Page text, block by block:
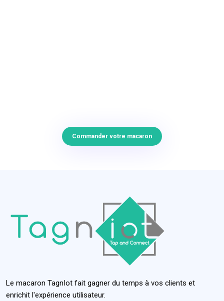
Commander votre macaron
Le macaron TagnIot fait gagner du temps à vos clients et
enrichit l'expérience utilisateur.